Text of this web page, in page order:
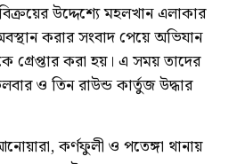
উদ্দেশ্যে মহলখান এলাকার
করার সংবাদ পেয়ে অভিযান
গ্রেপ্তার করা হয়। এ সময় তাদের
ও তিন রাউন্ড কার্তুজ উদ্ধার
কর্ণফুলী ও পতেঙ্গা থানায়